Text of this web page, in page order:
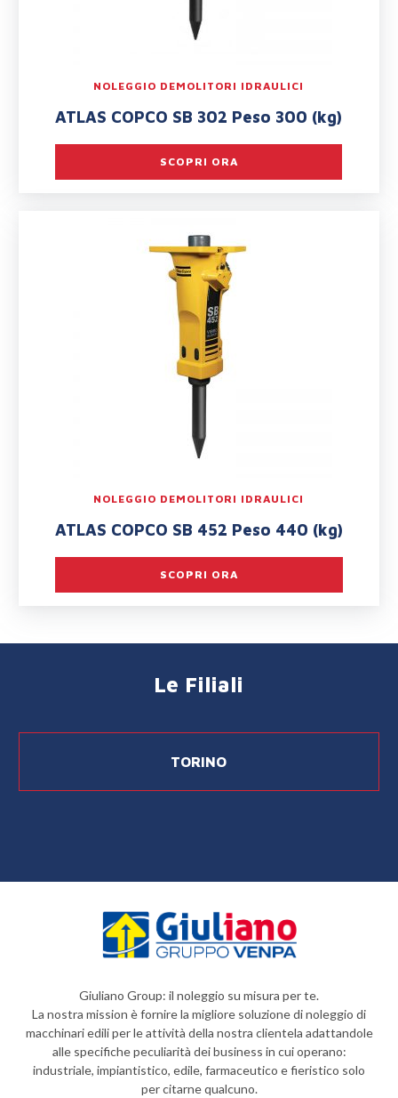
NOLEGGIO DEMOLITORI IDRAULICI
ATLAS COPCO SB 302 Peso 300 (kg)
SCOPRI ORA
NOLEGGIO DEMOLITORI IDRAULICI
ATLAS COPCO SB 452 Peso 440 (kg)
SCOPRI ORA
Le Filiali
TORINO
Giuliano Group: il noleggio su misura per te.
La nostra mission è fornire la migliore soluzione di noleggio di
macchinari edili per le attività della nostra clientela adattandole
alle specifiche peculiarità dei business in cui operano:
industriale, impiantistico, edile, farmaceutico e fieristico solo
per citarne qualcuno.